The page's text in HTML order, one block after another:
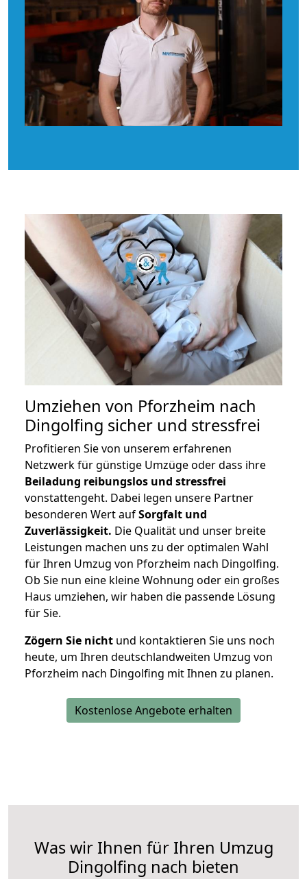
Umziehen von Pforzheim nach
Dingolfing sicher und stressfrei
Profitieren Sie von unserem erfahrenen
Netzwerk für günstige Umzüge oder dass ihre
Beiladung reibungslos und stressfrei
vonstattengeht. Dabei legen unsere Partner
besonderen Wert aufSorgfalt und
Zuverlässigkeit. Die Qualität und unser breite
Leistungen machen uns zu der optimalen Wahl
für Ihren Umzug von Pforzheim nach Dingolfing.
Ob Sie nun eine kleine Wohnung oder ein großes
Haus umziehen, wir haben die passende Lösung
für Sie.
Zögern Sie nicht und kontaktieren Sie uns noch
heute, um Ihren deutschlandweiten Umzug von
Pforzheim nach Dingolfing mit Ihnen zu planen.
Kostenlose Angebote erhalten
Was wir Ihnen für Ihren Umzug
Dingolfing nach bieten